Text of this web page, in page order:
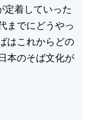
定着していった
までにどうやっ
はこれからどの
日本のそば文化が